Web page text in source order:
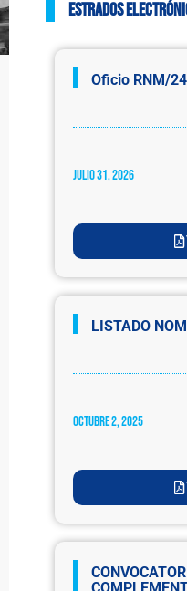
ESTRADOS
Oficio RNM/
julio 31, 2026
LISTADO
octubre 2, 2025